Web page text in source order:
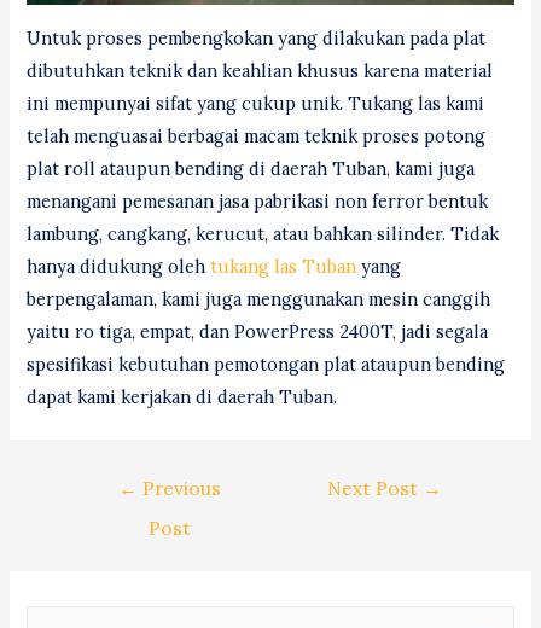
Untuk proses pembengkokan yang dilakukan pada plat
dibutuhkan teknik dan keahlian khusus karena material
ini mempunyai sifat yang cukup unik. Tukang las kami
telah menguasai berbagai macam teknik proses potong
plat roll ataupun bending di daerah Tuban, kami juga
menangani pemesanan jasa pabrikasi non ferror bentuk
lambung, cangkang, kerucut, atau bahkan silinder. Tidak
hanya didukung olehtukang las Tuban yang
berpengalaman, kami juga menggunakan mesin canggih
yaitu ro tiga, empat, dan PowerPress 2400T, jadi segala
spesifikasi kebutuhan pemotongan plat ataupun bending
dapat kami kerjakan di daerah Tuban.
← Previous
Post
Next Post →